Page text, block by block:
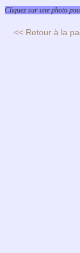
Cliquez sur une photo
<< Retour à la